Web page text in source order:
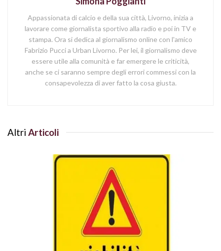
Appassionata di calcio e della sua città, Livorno, inizia a
lavorare come giornalista sportivo alla radio e poi in TV e
stampa. Ora si dedica al giornalismo online con l'amico
Fabrizio Pucci a Urban Livorno. Per lei, il giornalismo deve
essere utile alla comunità e far emergere le criticità,
anche se ci saranno sempre degli errori commessi con la
consapevolezza di aver fatto la cosa giusta.
Altri Articoli